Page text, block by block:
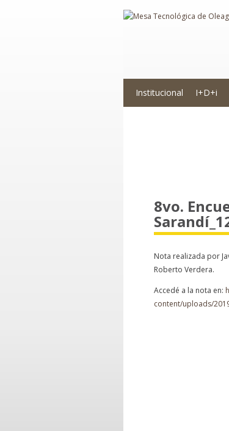
Institucional I+D+i
8vo.
Nota realizada por
Roberto Verdera.
Accedé a la nota en:
content/uploads/